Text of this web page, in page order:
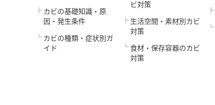
カビの基礎知識・原
因・発生条件
カビの種類・症状別ガ
イド
ビ対策
生活空間・素材別カビ
対策
食材・保存容器のカビ
対策